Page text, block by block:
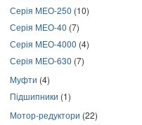
Серія МЕО-250 (10)
Серія МЕО-40 (7)
Серія МЕО-4000 (4)
Серія МЕО-630 (7)
Муфти (4)
Підшипники (1)
Мотор-редуктори (22)